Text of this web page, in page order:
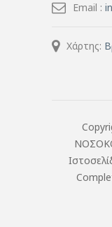
Email :
Χάρτης: